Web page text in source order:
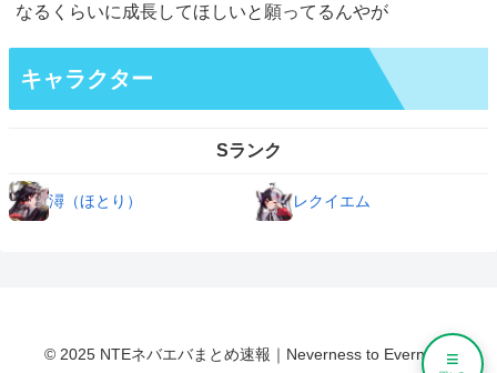
なるくらいに成長してほしいと願ってるんやが
キャラクター
Sランク
潯（ほとり） レクイエム
© 2025 NTEネバエバまとめ速報｜Neverness to Everness.≡